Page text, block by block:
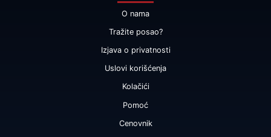
O nama
Tražite posao?
Izjava o privatnosti
Uslovi korišćenja
Kolačići
Pomoć
Cenovnik